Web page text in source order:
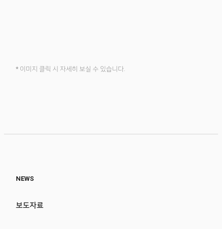
* 이미지 클릭 시 자세히 보실 수 있습니다.
NEWS
보도자료